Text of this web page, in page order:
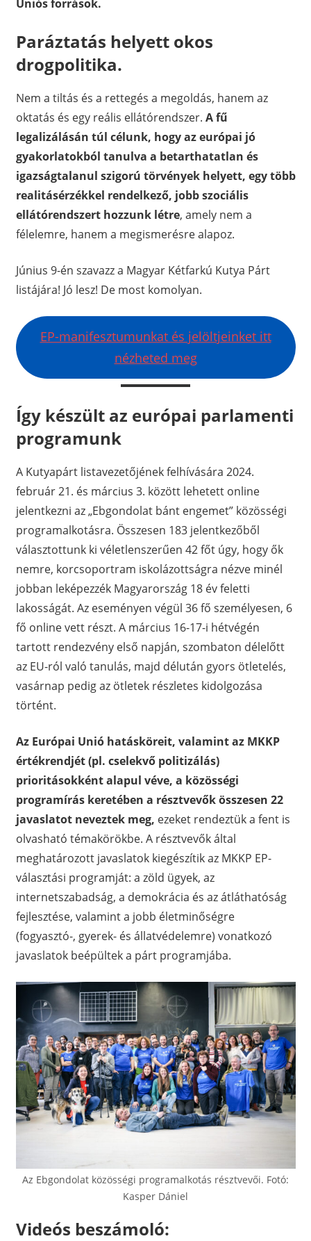
Uniós források.
Paráztatás helyett okos
drogpolitika.
Nem a tiltás és a rettegés a megoldás, hanem az
oktatás és egy reális ellátórendszer. A fű
legalizálásán túl célunk, hogy az európai jó
gyakorlatokból tanulva a betarthatatlan és
igazságtalanul szigorú törvények helyett, egy több
realitásérzékkel rendelkező, jobb szociális
ellátórendszert hozzunk létre, amely nem a
félelemre, hanem a megismerésre alapoz.
Június 9-én szavazz a Magyar Kétfarkú Kutya Párt
listájára! Jó lesz! De most komolyan.
EP-manifesztumunkat és jelöltjeinket itt
nézheted meg
Így készült az európai parlamenti
programunk
A Kutyapárt listavezetőjének felhívására 2024.
február 21. és március 3. között lehetett online
jelentkezni az „Ebgondolat bánt engemet” közösségi
programalkotásra. Összesen 183 jelentkezőből
választottunk ki véletlenszerűen 42 főt úgy, hogy ők
nemre, korcsoportram iskolázottságra nézve minél
jobban leképezzék Magyarország 18 év feletti
lakosságát. Az eseményen végül 36 fő személyesen, 6
fő online vett részt. A március 16-17-i hétvégén
tartott rendezvény első napján, szombaton délelőtt
az EU-ról való tanulás, majd délután gyors ötletelés,
vasárnap pedig az ötletek részletes kidolgozása
történt.
Az Európai Unió hatásköreit, valamint az MKKP
értékrendjét (pl. cselekvő politizálás)
prioritásokként alapul véve, a közösségi
programírás keretében a résztvevők összesen 22
javaslatot neveztek meg, ezeket rendeztük a fent is
olvasható témakörökbe. A résztvevők által
meghatározott javaslatok kiegészítik az MKKP EP-
választási programját: a zöld ügyek, az
internetszabadság, a demokrácia és az átláthatóság
fejlesztése, valamint a jobb életminőségre
(fogyasztó-, gyerek- és állatvédelemre) vonatkozó
javaslatok beépültek a párt programjába.
Az Ebgondolat közösségi programalkotás résztvevői. Fotó:
Kasper Dániel
Videós beszámoló: